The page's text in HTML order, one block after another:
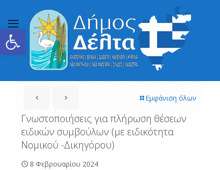
Ανοίξτε τη γραμμή εργαλείων
Εμφάνιση όλων
Γνωστοποιήσεις για πλήρωση θέσεων
ειδικών συμβούλων (με ειδικότητα
Νομικού -Δικηγόρου)
8 Φεβρουαρίου 2024